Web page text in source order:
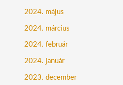
2024. május
2024. március
2024. február
2024. január
2023. december